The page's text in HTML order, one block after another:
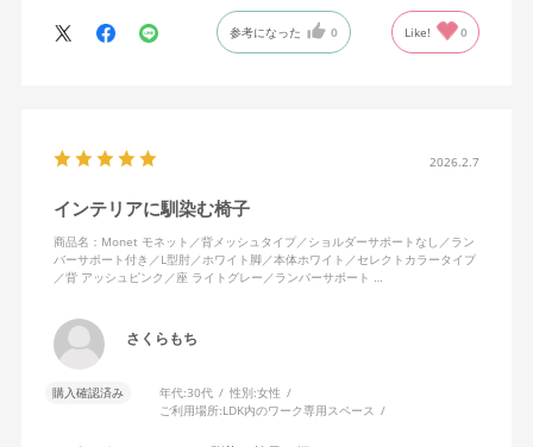
いますが、ややキャスターがよく動きすぎるのが難点でしょう
か。
参考になった 0 Like! 0
2026.2.7
インテリアに馴染む椅子
商品名：Monet モネット／背メッシュタイプ／ショルダーサポートなし／ラン
バーサポート付き／L型肘／ホワイト脚／本体ホワイト／セレクトカラータイプ
／背 アッシュピンク／座 ライトグレー／ランバーサポート …
さくらもち
購入確認済み 年代:30代 性別:女性
ご利用場所:LDK内のワーク専用スペース